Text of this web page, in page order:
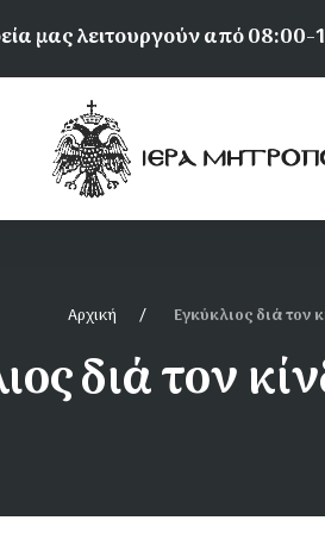
μας λειτουργούν από
Αρχική Εγκύκλιος διά τον
διά τον